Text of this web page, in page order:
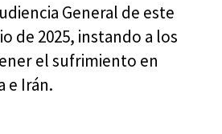
General de este
de 2025, instando a los
el sufrimiento en
e Irán.